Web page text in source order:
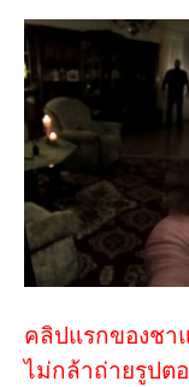
คลิปแรกของชา
ไม่กล้าถ่ายรูปต